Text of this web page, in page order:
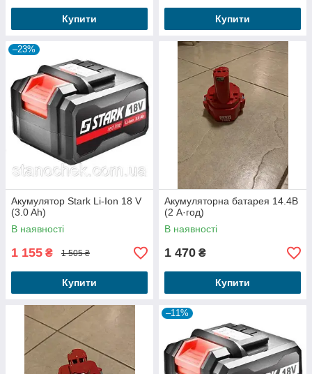
Купити Купити
–23%
Акумулятор Stark Li-Ion 18 V
(3.0 Ah)
В наявності
1 155 ₴ 1 505 ₴
Купити
Акумуляторна батарея 14.4В
(2 А·год)
В наявності
1 470 ₴
Купити
–11%